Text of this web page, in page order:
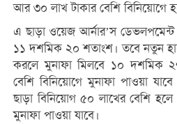
আর ৩০ লাখ টাকার বেশি বিনিয়োগে
এ ছাড়া ওয়েজ আর্নার’স ডেভলপমেন্ট
১১ দশমিক ২০ শতাংশ। তবে নতুন
করলে মুনাফা মিলবে ১০ দশমিক
বেশি বিনিয়োগে মুনাফা পাওয়া
ছাড়া বিনিয়োগ ৫০ লাখের বেশি
মুনাফা পাওয়া যাবে।